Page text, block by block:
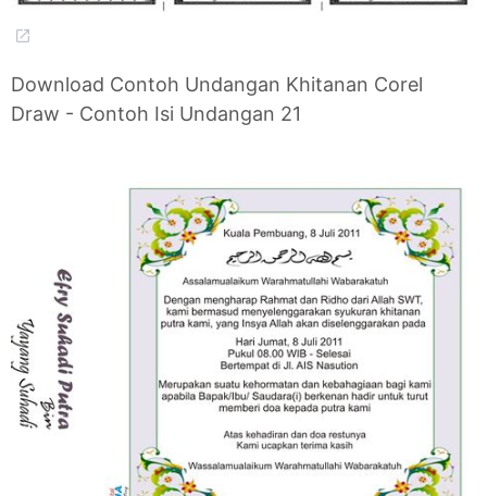
Download Contoh Undangan Khitanan Corel
Draw - Contoh Isi Undangan 21